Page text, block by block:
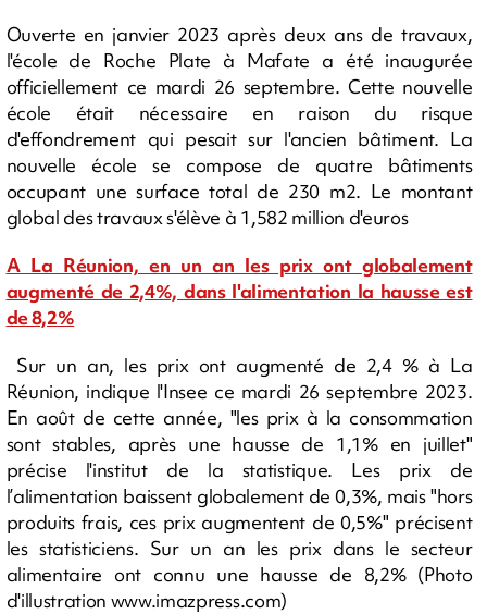
Ouverte en janvier 2023 après deux ans de travaux,
l'école de Roche Plate à Mafate a été inaugurée
officiellement ce mardi 26 septembre. Cette nouvelle
école était nécessaire en raison du risque
d'effondrement qui pesait sur l'ancien bâtiment. La
nouvelle école se compose de quatre bâtiments
occupant une surface total de 230 m2. Le montant
global des travaux s'élève à 1,582 million d'euros
A La Réunion, en un an les prix ont globalement
augmenté de 2,4%, dans l'alimentation la hausse est
de 8,2%
Sur un an, les prix ont augmenté de 2,4 % à La
Réunion, indique l'Insee ce mardi 26 septembre 2023.
En août de cette année, "les prix à la consommation
sont stables, après une hausse de 1,1% en juillet"
précise l'institut de la statistique. Les prix de
l’alimentation baissent globalement de 0,3%, mais "hors
produits frais, ces prix augmentent de 0,5%" précisent
les statisticiens. Sur un an les prix dans le secteur
alimentaire ont connu une hausse de 8,2% (Photo
d'illustration www.imazpress.com)